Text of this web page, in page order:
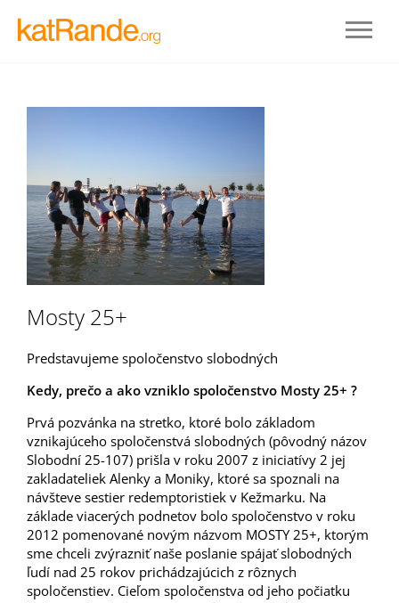
Prihlásenie
Mosty 25+
Predstavujeme spoločenstvo slobodných
Kedy, prečo a ako vzniklo spoločenstvo Mosty 25+ ?
Prvá pozvánka na stretko, ktoré bolo základom
vznikajúceho spoločenstvá slobodných (pôvodný názov
Slobodní 25-107) prišla v roku 2007 z iniciatívy 2 jej
zakladateliek Alenky a Moniky, ktoré sa spoznali na
návšteve sestier redemptoristiek v Kežmarku. Na
základe viacerých podnetov bolo spoločenstvo v roku
2012 pomenované novým názvom MOSTY 25+, ktorým
sme chceli zvýrazniť naše poslanie spájať slobodných
ľudí nad 25 rokov prichádzajúcich z rôznych
spoločenstiev. Cieľom spoločenstva od jeho počiatku